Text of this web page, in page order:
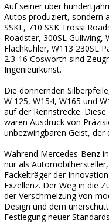
Auf seiner über
Autos produziert, sondern
SSKL, 710 SSK Trossi
Roadster, 300SL Gullwing,
Flachkühler, W113 230SL
2.3-16 Cosworth sind
Ingenieurkunst.
Die donnernden
W 125, W154, W165 und
auf der Rennstrecke.
waren Ausdruck von
unbezwingbaren Geist, der
Während Mercedes-Benz
nur als
Fackelträger der
Exzellenz. Der Weg in die
der Verschmelzung von
Design und dem
Festlegung neuer